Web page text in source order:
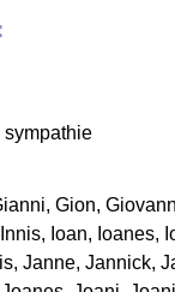
, Gion,
Innis, Ioan, Ioanes,
, Janne, Jannick,